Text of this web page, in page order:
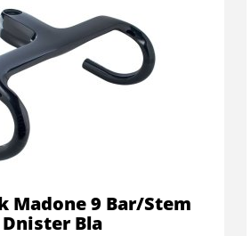
Madone 9 Bar/Stem
Dnister Bla